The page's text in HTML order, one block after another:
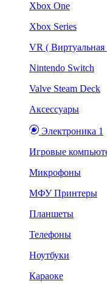
Xbox One
Xbox Series
VR ( Виртуальная
Nintendo Switch
Valve Steam Deck
Аксессуары
Электроника 1
Игровые
Микрофоны
МФУ Принтеры
Планшеты
Телефоны
Ноутбуки
Караоке